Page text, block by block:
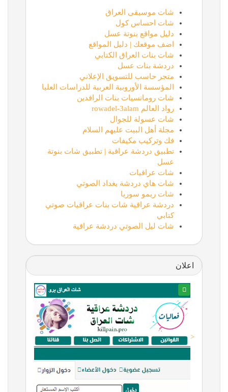
شات موسيقى العراق
شات احساس كول
دليل مواقع بنوتة عسل
اضف موقعك | دليل المواقع
شات بنات العراق الكتابي
دردشة بنات عسل
متجر حاسب للتسويق الإعلاني
المؤسسة الأوروبية العربية للدراسات العليا
شات رومانسيات بنات الرافدين
رواد العالم rowadel-3alam
شات عسولة للجوال
مجلة أهل البيت عليهم السلام
فك وتركيب مكيفات
تطبيق دردشة عراقية | تطبيق شات بنوتة
عسل
شات عراقيات
شات هاي دردشة بغداد الصوتي
شات ريمو سوريا
دردشة عراقية شات بنات عراقيات صوتي
كتابي
شات ليل الصوتي دردشة عراقية
اعلان
<